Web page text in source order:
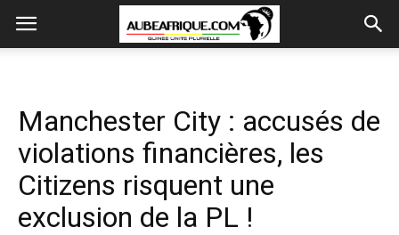
Manchester City : accusés de
violations financières, les
Citizens risquent une
exclusion de la PL !